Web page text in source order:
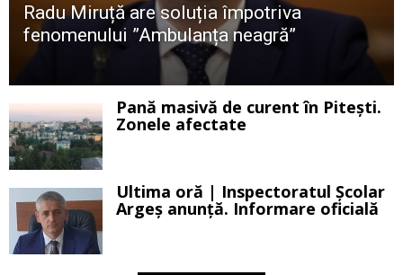
Radu Miruță are soluția împotriva
fenomenului ”Ambulanța neagră”
Pană masivă de curent în Pitești.
Zonele afectate
Ultima oră | Inspectoratul Școlar
Argeș anunță. Informare oficială